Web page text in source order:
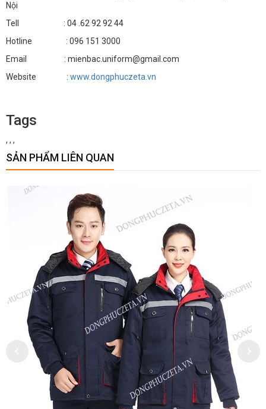
Nội
Tell : 04 .62 92 92 44
Hotline : 096 151 3000
Email : mienbac.uniform@gmail.com
Website : www.dongphuczeta.vn
Tags
, , ,
SẢN PHẨM LIÊN QUAN